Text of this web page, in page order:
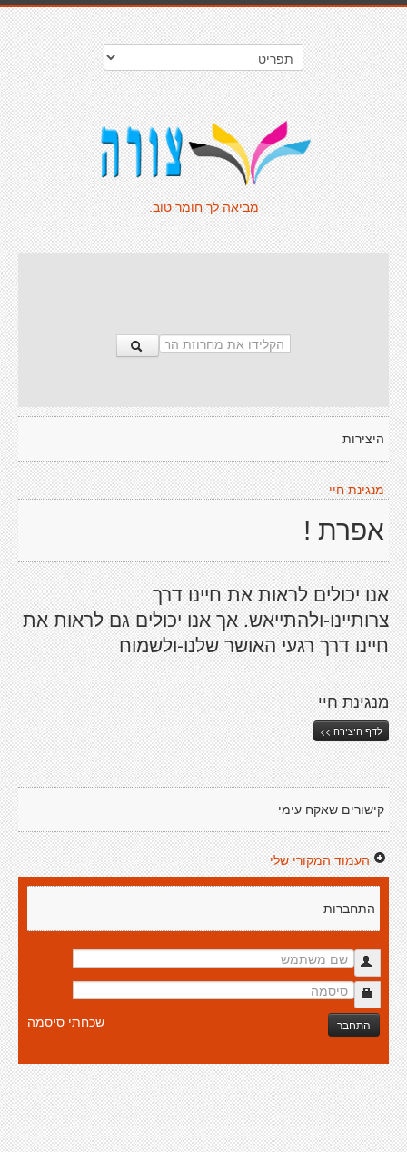
מביאה לך חומר טוב.
היצירות
מנגינת חיי
אפרת !
אנו יכולים לראות את חיינו דרך
צרותיינו-ולהתייאש. אך אנו יכולים גם לראות את
חיינו דרך רגעי האושר שלנו-ולשמוח
מנגינת חיי
לדף היצירה >>
קישורים שאקח עימי
העמוד המקורי שלי
התחברות
התחבר שכחתי סיסמה